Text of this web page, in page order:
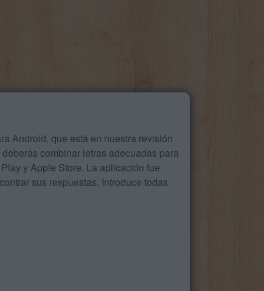
Android, que está en nuestra revisión
combinar letras adecuadas para
y Apple Store. La aplicación fue
sus respuestas. Introduce todas